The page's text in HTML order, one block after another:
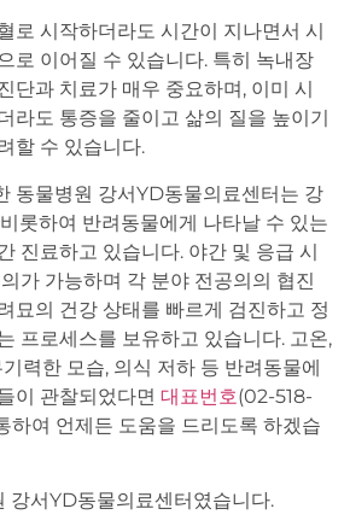
로 시작하더라도 시간이 지나면서 시
로 이어질 수 있습니다. 특히 녹내장
단과 치료가 매우 중요하며, 이미 시
라도 통증을 줄이고 삶의 질을 높이기
할 수 있습니다.
동물병원 강서YD동물의료센터는 강
롯하여 반려동물에게 나타날 수 있는
진료하고 있습니다. 야간 및 응급 시
가 가능하며 각 분야 전공의의 협진
묘의 건강 상태를 빠르게 검진하고 정
프로세스를 보유하고 있습니다. 고온,
력한 모습, 의식 저하 등 반려동물에
이 관찰되었다면 대표번호(02-518-
하여 언제든 도움을 드리도록 하겠습
강서YD동물의료센터였습니다.